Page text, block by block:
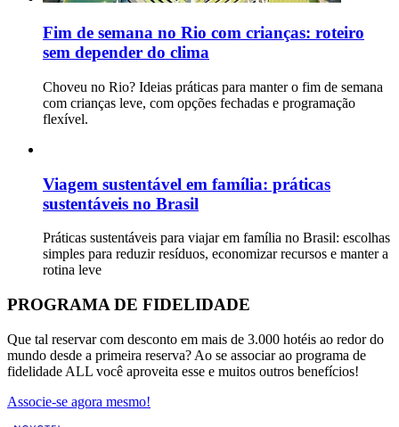
Fim de semana no Rio com crianças: roteiro
sem depender do clima
Choveu no Rio? Ideias práticas para manter o fim de semana
com crianças leve, com opções fechadas e programação
flexível.
Viagem sustentável em família: práticas
sustentáveis no Brasil
Práticas sustentáveis para viajar em família no Brasil: escolhas
simples para reduzir resíduos, economizar recursos e manter a
rotina leve
PROGRAMA DE FIDELIDADE
Que tal reservar com desconto em mais de 3.000 hotéis ao redor do
mundo desde a primeira reserva? Ao se associar ao programa de
fidelidade ALL você aproveita esse e muitos outros benefícios!
Associe-se agora mesmo!